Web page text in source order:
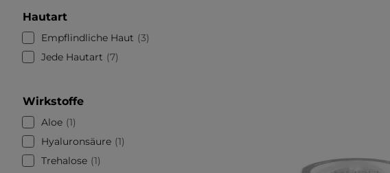
Hautart
Empflindliche Haut
3
Jede Hautart
7
Wirkstoffe
Aloe 1
Hyaluronsäure 1
Trehalose 1